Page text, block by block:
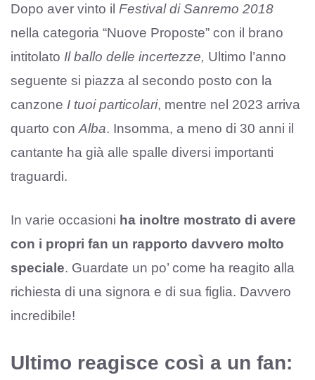
Dopo aver vinto il Festival di Sanremo 2018
nella categoria “Nuove Proposte” con il brano
intitolato Il ballo delle incertezze, Ultimo l’anno
seguente si piazza al secondo posto con la
canzone I tuoi particolari, mentre nel 2023 arriva
quarto con Alba. Insomma, a meno di 30 anni il
cantante ha già alle spalle diversi importanti
traguardi.
In varie occasioni ha inoltre mostrato di avere
con i propri fan un rapporto davvero molto
speciale. Guardate un po’ come ha reagito alla
richiesta di una signora e di sua figlia. Davvero
incredibile!
Ultimo reagisce così a un fan: